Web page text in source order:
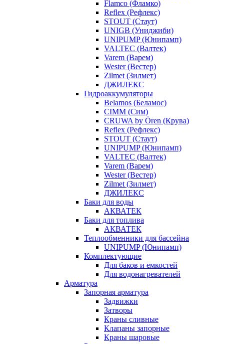
Flamco (Фламко)
Reflex (Рефлекс)
STOUT (Стаут)
UNIGB (Униджиби)
UNIPUMP (Юнипамп)
VALTEC (Валтек)
Varem (Варем)
Wester (Вестер)
Zilmet (Зилмет)
ДЖИЛЕКС
Гидроаккумуляторы
Belamos (Беламос)
CIMM (Сим)
CRUWA by Ören (Крува)
Reflex (Рефлекс)
STOUT (Стаут)
UNIPUMP (Юнипамп)
VALTEC (Валтек)
Varem (Варем)
Wester (Вестер)
Zilmet (Зилмет)
ДЖИЛЕКС
Баки для воды
АКВАТЕК
Баки для топлива
АКВАТЕК
Теплообменники для бассейна
UNIPUMP (Юнипамп)
Комплектующие
Для баков и емкостей
Для водонагревателей
Арматура
Запорная арматура
Задвижки
Затворы
Краны сливные
Клапаны запорные
Краны шаровые